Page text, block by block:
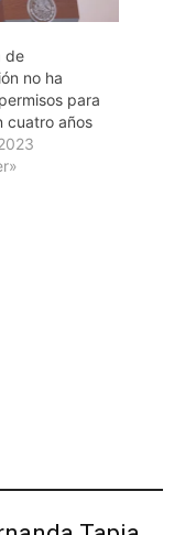
de
no ha
para
cuatro años